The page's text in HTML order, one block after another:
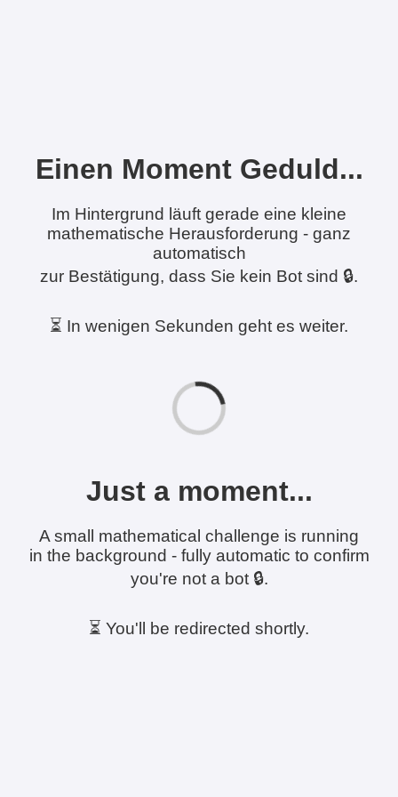
Einen Moment Geduld...
Im Hintergrund läuft gerade eine kleine
mathematische Herausforderung - ganz
automatisch
zur Bestätigung, dass Sie kein Bot sind 🔒.
⏳ In wenigen Sekunden geht es weiter.
Just a moment...
A small mathematical challenge is running
in the background - fully automatic to confirm
you're not a bot 🔒.
⏳ You'll be redirected shortly.